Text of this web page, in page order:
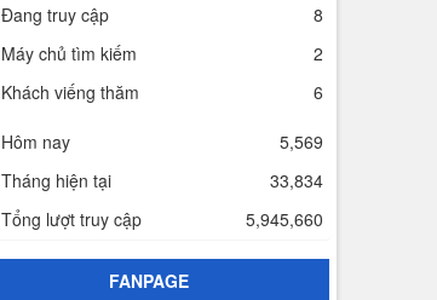
Đang truy cập
8
Máy chủ tìm kiếm
2
Khách viếng thăm
6
Hôm nay
5,569
Tháng hiện tại
33,834
Tổng lượt truy cập
5,945,660
FANPAGE